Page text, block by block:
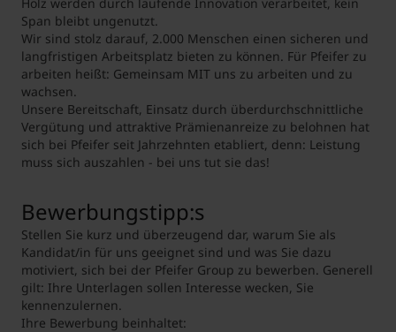
Span bleibt ungenutzt.
Wir sind stolz darauf, 2.000 Menschen einen sicheren und
langfristigen Arbeitsplatz bieten zu können. Für Pfeifer zu
arbeiten heißt: Gemeinsam MIT uns zu arbeiten und zu
wachsen.
Unsere Bereitschaft, Einsatz durch überdurchschnittliche
Vergütung und attraktive Prämienanreize zu belohnen hat
sich bei Pfeifer seit Jahrzehnten etabliert, denn: Leistung
muss sich auszahlen - bei uns tut sie das!
Bewerbungstipp:s
Stellen Sie kurz und überzeugend dar, warum Sie als
Kandidat/in für uns geeignet sind und was Sie dazu
motiviert, sich bei der Pfeifer Group zu bewerben. Generell
gilt: Ihre Unterlagen sollen Interesse wecken, Sie
kennenzulernen.
Ihre Bewerbung beinhaltet: